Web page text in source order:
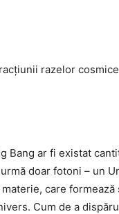
razelor
Bang ar fi existat
doar fotoni – un
care
Cum de a